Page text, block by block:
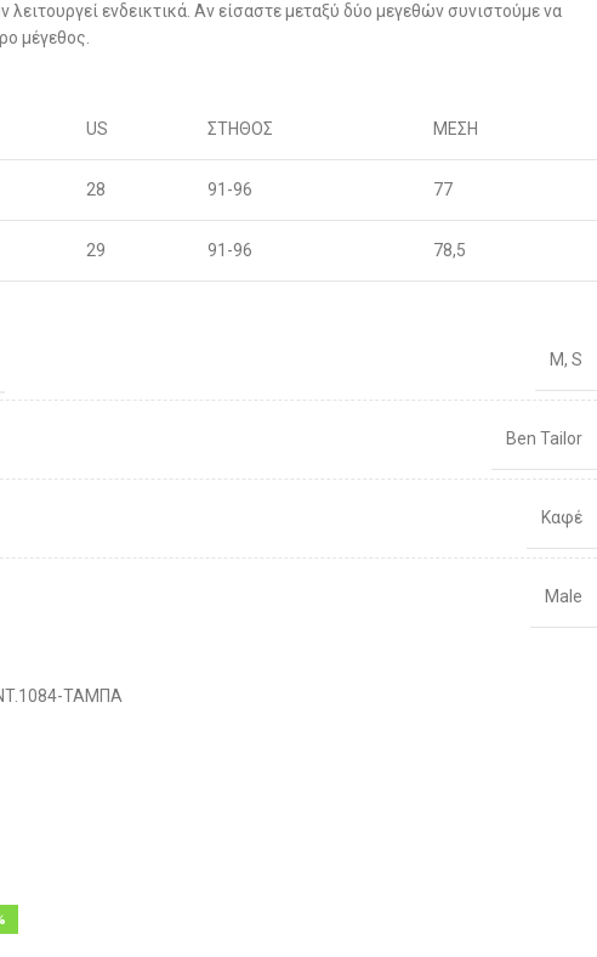
ενδεικτικά. Αν είσαστε μεταξύ δύο μεγεθών συνιστούμε να
μέγεθος.
US ΣΤΗΘΟΣ ΜΕΣΗ
28 91-96 77
29 91-96 78,5
34 106-111 88
M, S
Ben Tailor
Καφέ
Male
ΤΑΜΠΑ